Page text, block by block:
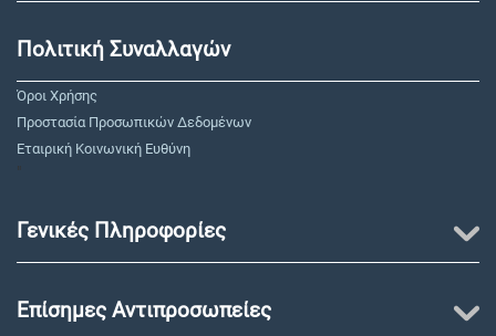
Πολιτική Συναλλαγών
Όροι Χρήσης
Προστασία Προσωπικών Δεδομένων
Εταιρική Κοινωνική Ευθύνη
"
Γενικές Πληροφορίες
Επίσημες Αντιπροσωπείες